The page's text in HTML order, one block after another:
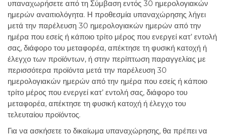
υπαναχωρήσετε από τη Σύμβαση εντός 30 ημερολογιακών
ημερών αναιτιολόγητα. Η προθεσμία υπαναχώρησης λήγει
μετά την παρέλευση 30 ημερολογιακών ημερών από την
ημέρα που εσείς ή κάποιο τρίτο μέρος που ενεργεί κατ’ εντολή
σας, διάφορο του μεταφορέα, απέκτησε τη φυσική κατοχή ή
έλεγχο των προϊόντων, ή στην περίπτωση παραγγελίας με
περισσότερα προϊόντα μετά την παρέλευση 30
ημερολογιακών ημερών από την ημέρα που εσείς ή κάποιο
τρίτο μέρος που ενεργεί κατ’ εντολή σας, διάφορο του
μεταφορέα, απέκτησε τη φυσική κατοχή ή έλεγχο του
τελευταίου προϊόντος.
Για να ασκήσετε το δικαίωμα υπαναχώρησης, θα πρέπει να